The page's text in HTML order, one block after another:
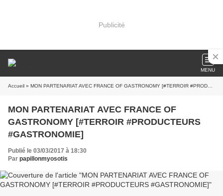
Publicité
MENU
Accueil » MON PARTENARIAT AVEC FRANCE OF GASTRONOMY [#TERROIR #PRODUCTEURS #GASTRONOMIE]
MON PARTENARIAT AVEC FRANCE OF
GASTRONOMY [#TERROIR #PRODUCTEURS
#GASTRONOMIE]
Publié le 03/03/2017 à 18:30
Par papillonmyosotis